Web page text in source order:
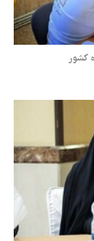
کشور